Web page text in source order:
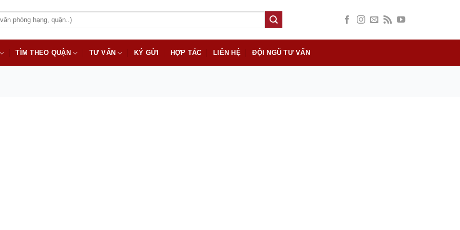
TÌM THEO QUẬN TƯ VẤN KÝ GỬI HỢP TÁC LIÊN HỆ ĐỘI NGŨ TƯ VẤN